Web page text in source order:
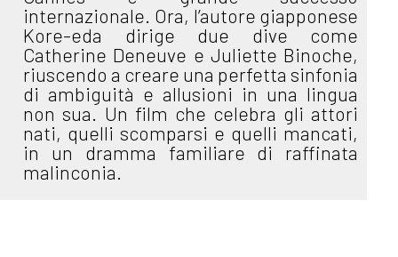
internazionale. Ora, l’autore giapponese
Kore-eda dirige due dive come
Catherine Deneuve e Juliette Binoche,
riuscendo a creare una perfetta sinfonia
di ambiguità e allusioni in una lingua
non sua. Un film che celebra gli attori
nati, quelli scomparsi e quelli mancati,
in un dramma familiare di raffinata
malinconia.